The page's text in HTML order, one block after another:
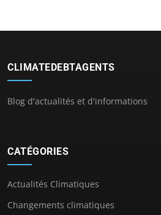
CLIMATEDEBTAGENTS
Blog d'actualités et d'informations
CATÉGORIES
Actualités Climatiques
Changements climatiques